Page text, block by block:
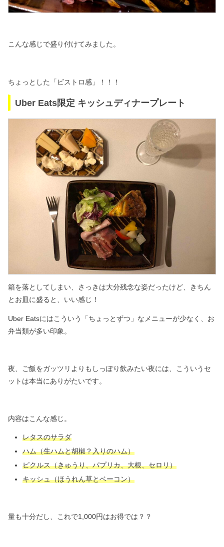
こんな感じで盛り付けてみました。
ちょっとした「ビストロ感」！！！
Uber Eats限定 キッシュディナープレート
箱を落としてしまい、さっきは大分残念な姿だったけど、
きちん
とお皿に盛ると、いい感じ！
Uber Eatsにはこういう「ちょっとずつ」なメニューが少なく、 お
弁当類が多い印象。
夜、ご飯をガッツリよりもしっぽり飲みたい夜には、
こういうセ
ットは本当にありがたいです。
内容はこんな感じ。
レタスのサラダ
ハム（生ハムと胡椒？入りのハム）
ピクルス（きゅうり、パプリカ、大根、セロリ）
キッシュ（ほうれん草とベーコン）
量も十分だし、これで1,000円はお得では？？